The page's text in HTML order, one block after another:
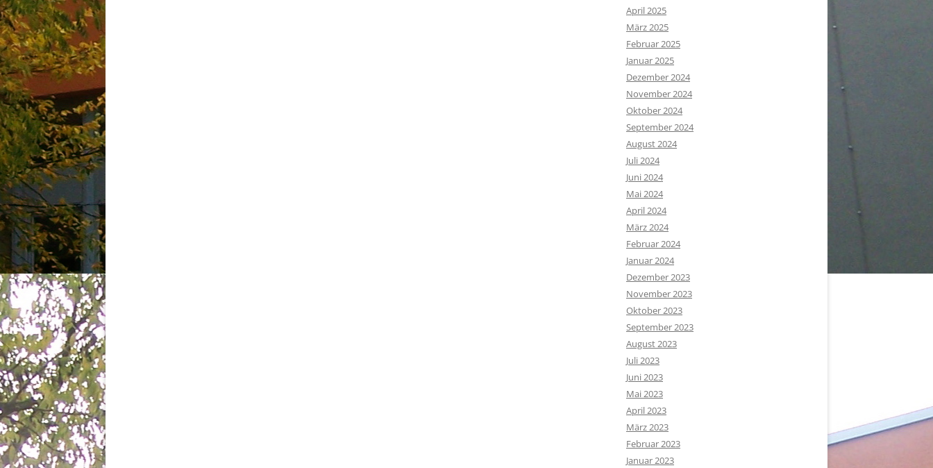
April 2025
März 2025
Februar 2025
Januar 2025
Dezember 2024
November 2024
Oktober 2024
September 2024
August 2024
Juli 2024
Juni 2024
Mai 2024
April 2024
März 2024
Februar 2024
Januar 2024
Dezember 2023
November 2023
Oktober 2023
September 2023
August 2023
Juli 2023
Juni 2023
Mai 2023
April 2023
März 2023
Februar 2023
Januar 2023